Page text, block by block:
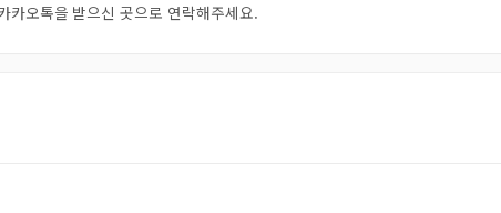
오톡을 받으신 곳으로 연락해주세요.